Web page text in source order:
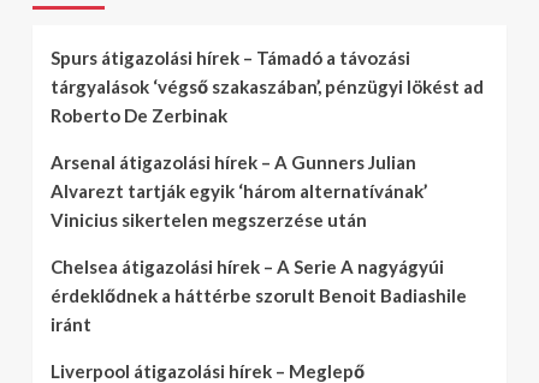
Spurs átigazolási hírek – Támadó a távozási
tárgyalások ‘végső szakaszában’, pénzügyi lökést ad
Roberto De Zerbinak
Arsenal átigazolási hírek – A Gunners Julian
Alvarezt tartják egyik ‘három alternatívának’
Vinicius sikertelen megszerzése után
Chelsea átigazolási hírek – A Serie A nagyágyúi
érdeklődnek a háttérbe szorult Benoit Badiashile
iránt
Liverpool átigazolási hírek – Meglepő